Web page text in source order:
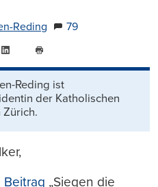
Reding
79
LinkedIn
drucken
Reding ist
der Katholischen
Zürich.
Beitrag „Siegen die